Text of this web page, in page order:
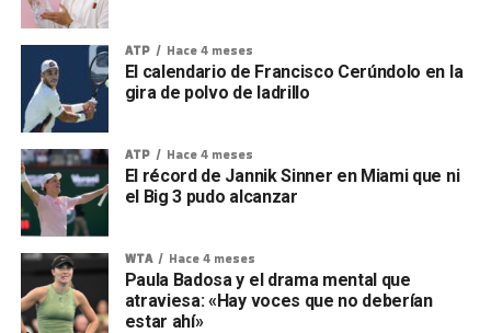
ATP Hace 4 meses
El calendario de Francisco Cerúndolo en la
gira de polvo de ladrillo
ATP Hace 4 meses
El récord de Jannik Sinner en Miami que ni
el Big 3 pudo alcanzar
WTA Hace 4 meses
Paula Badosa y el drama mental que
atraviesa: «Hay voces que no deberían
estar ahí»